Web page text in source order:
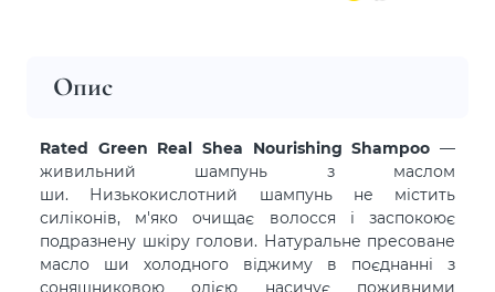
Опис
Rated Green Real Shea Nourishing Shampoo —
живильний шампунь з маслом
ши. Низькокислотний шампунь не містить
силіконів, м'яко очищає волосся і заспокоює
подразнену шкіру голови. Натуральне пресоване
масло ши холодного віджиму в поєднанні з
соняшниковою олією насичує поживними